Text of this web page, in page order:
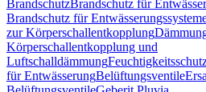
BrandschutzBrandschutz für
Brandschutz für
zur Körperschallentkopplung
Körperschallentkopplung und
Luftschalldämmung
für EntwässerungBelüftungsventile